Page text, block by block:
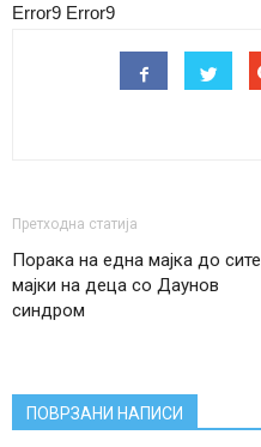
Error9 Error9
Претходна статија
Порака на една мајка до сите
мајки на деца со Даунов
синдром
ПОВРЗАНИ НАПИСИ